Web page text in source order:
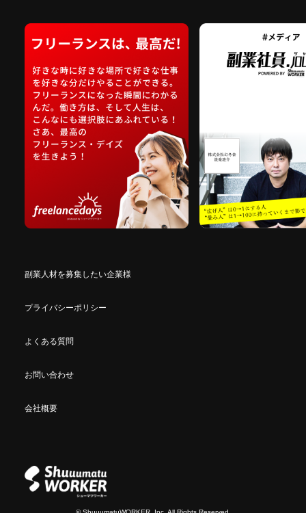
副業人材を募集したい企業様
プライバシーポリシー
よくある質問
お問い合わせ
会社概要